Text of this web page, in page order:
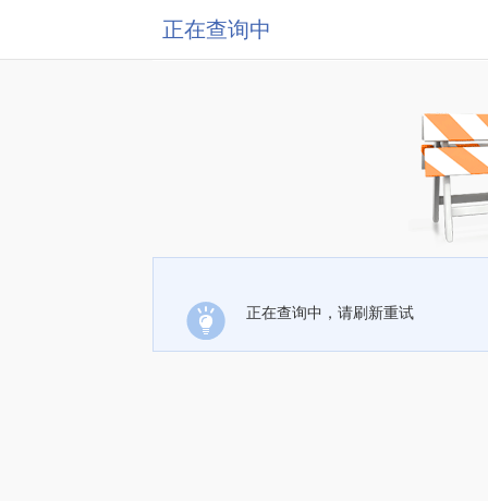
正在查询中
正在查询中，请刷新重试